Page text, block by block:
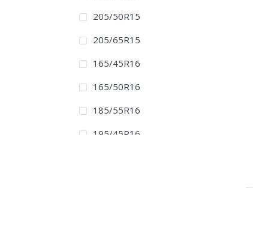
205/50R15
205/65R15
165/45R16
165/50R16
185/55R16
195/45R16